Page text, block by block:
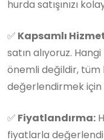
hurda satışınızı
✅ Kapsamlı
satın alıyoruz.
önemli değildir,
değerlendirmek için
✅ Fiyatlandırma:
fiyatlarla